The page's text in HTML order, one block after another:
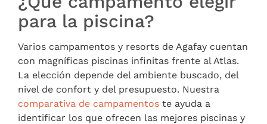
para la piscina?
Varios campamentos y resorts de Agafay cuentan
con magníficas piscinas infinitas frente al Atlas.
La elección depende del ambiente buscado, del
nivel de confort y del presupuesto. Nuestra
comparativa de campamentos te ayuda a
identificar los que ofrecen las mejores piscinas y